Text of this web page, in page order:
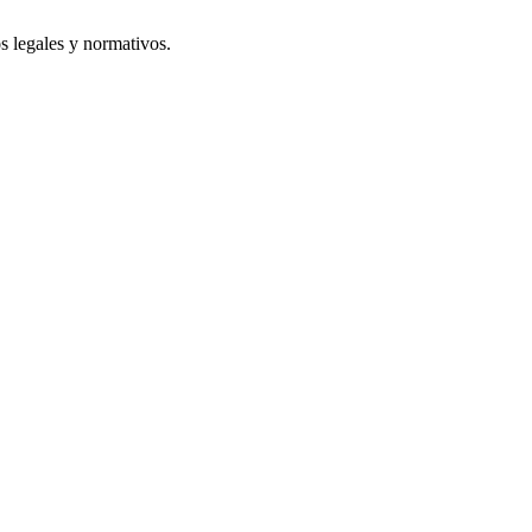
legales y normativos.